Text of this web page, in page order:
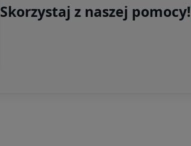
Skorzystaj z naszej pomocy!